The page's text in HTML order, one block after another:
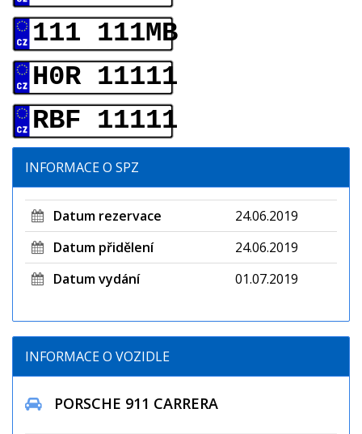
111 111MB
H0R 11111
RBF 11111
INFORMACE O SPZ
Datum rezervace
24.06.2019
Datum přidělení
24.06.2019
Datum vydání
01.07.2019
INFORMACE O VOZIDLE
PORSCHE 911 CARRERA